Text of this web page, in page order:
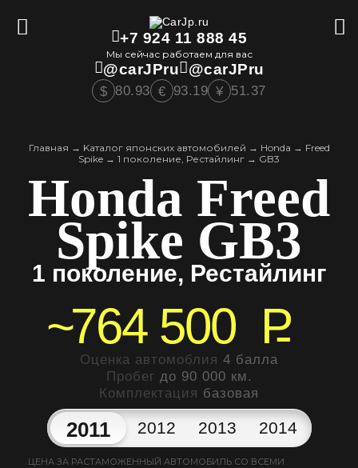
+7 924 11 888 45
Мы сейчас работаем для вас
@carJPru @carJPru
$ 80.93 € 93.19 ¥ 51.37
Главная → Kаталог японских автомобилей → Honda → Freed
Spike → 1 поколение, Рестайлинг → GB3
Honda Freed
Spike GB3
1 поколение, Рестайлинг
~764 500 P
Оценка автомоблия 4 балла
Пробег до 90 000 км.
Комплектация базовая
2011 2012 2013 2014
ЦЕНА ЗА РАСТАМОЖЕННЫЙ АВТОМОБИЛЬ СО ВСЕМИ